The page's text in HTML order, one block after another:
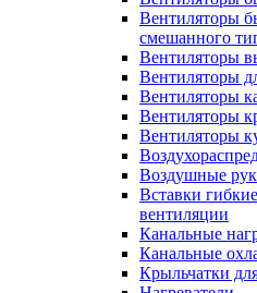
Вентиляторы
смешанного
Вентиляторы
Вентиляторы
Вентиляторы
Вентиляторы
Вентиляторы
Воздушные
Вставки
вентиляции
Канальные
Канальные
Крыльчатки